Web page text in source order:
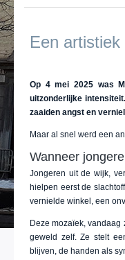
Een
Op 4 mei 2025 was
uitzonderlijke
zaaiden angst en
Maar al snel werd een
Wanneer
Jongeren uit de wijk,
hielpen eerst de
vernielde winkel, een
Deze mozaïek,
geweld zelf. Ze stelt
blijven, de handen als